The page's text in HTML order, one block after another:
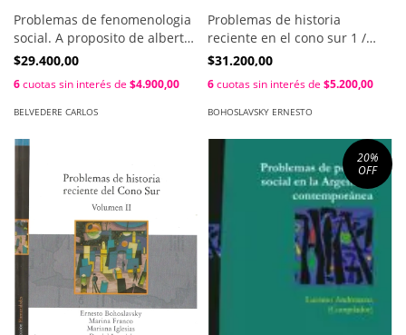
Problemas de fenomenologia
social. A proposito de albert
schutz / Carlos Belvedere
$29.400,00
6cuotas sin interés de $4.900,00
BELVEDERE CARLOS
Problemas de historia
reciente en el cono sur 1 /
Ernesto Bohoslavsky
$31.200,00
6cuotas sin interés de $5.200,00
BOHOSLAVSKY ERNESTO
20%
OFF